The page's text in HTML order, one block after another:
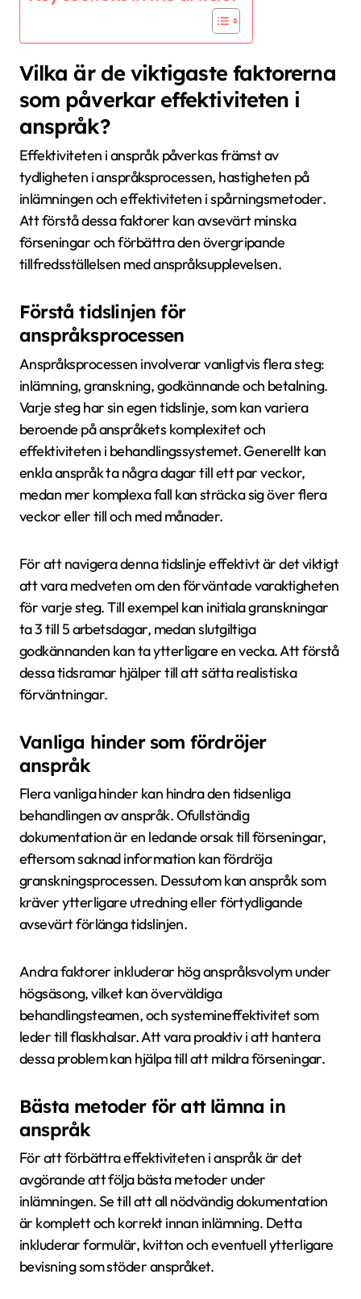
Vilka är de viktigaste faktorerna
som påverkar effektiviteten i
anspråk?
Effektiviteten i anspråk påverkas främst av
tydligheten i anspråksprocessen, hastigheten på
inlämningen och effektiviteten i spårningsmetoder.
Att förstå dessa faktorer kan avsevärt minska
förseningar och förbättra den övergripande
tillfredsställelsen med anspråksupplevelsen.
Förstå tidslinjen för
anspråksprocessen
Anspråksprocessen involverar vanligtvis flera steg:
inlämning, granskning, godkännande och betalning.
Varje steg har sin egen tidslinje, som kan variera
beroende på anspråkets komplexitet och
effektiviteten i behandlingssystemet. Generellt kan
enkla anspråk ta några dagar till ett par veckor,
medan mer komplexa fall kan sträcka sig över flera
veckor eller till och med månader.
För att navigera denna tidslinje effektivt är det viktigt
att vara medveten om den förväntade varaktigheten
för varje steg. Till exempel kan initiala granskningar
ta 3 till 5 arbetsdagar, medan slutgiltiga
godkännanden kan ta ytterligare en vecka. Att förstå
dessa tidsramar hjälper till att sätta realistiska
förväntningar.
Vanliga hinder som fördröjer
anspråk
Flera vanliga hinder kan hindra den tidsenliga
behandlingen av anspråk. Ofullständig
dokumentation är en ledande orsak till förseningar,
eftersom saknad information kan fördröja
granskningsprocessen. Dessutom kan anspråk som
kräver ytterligare utredning eller förtydligande
avsevärt förlänga tidslinjen.
Andra faktorer inkluderar hög anspråksvolym under
högsäsong, vilket kan överväldiga
behandlingsteamen, och systemineffektivitet som
leder till flaskhalsar. Att vara proaktiv i att hantera
dessa problem kan hjälpa till att mildra förseningar.
Bästa metoder för att lämna in
anspråk
För att förbättra effektiviteten i anspråk är det
avgörande att följa bästa metoder under
inlämningen. Se till att all nödvändig dokumentation
är komplett och korrekt innan inlämning. Detta
inkluderar formulär, kvitton och eventuell ytterligare
bevisning som stöder anspråket.